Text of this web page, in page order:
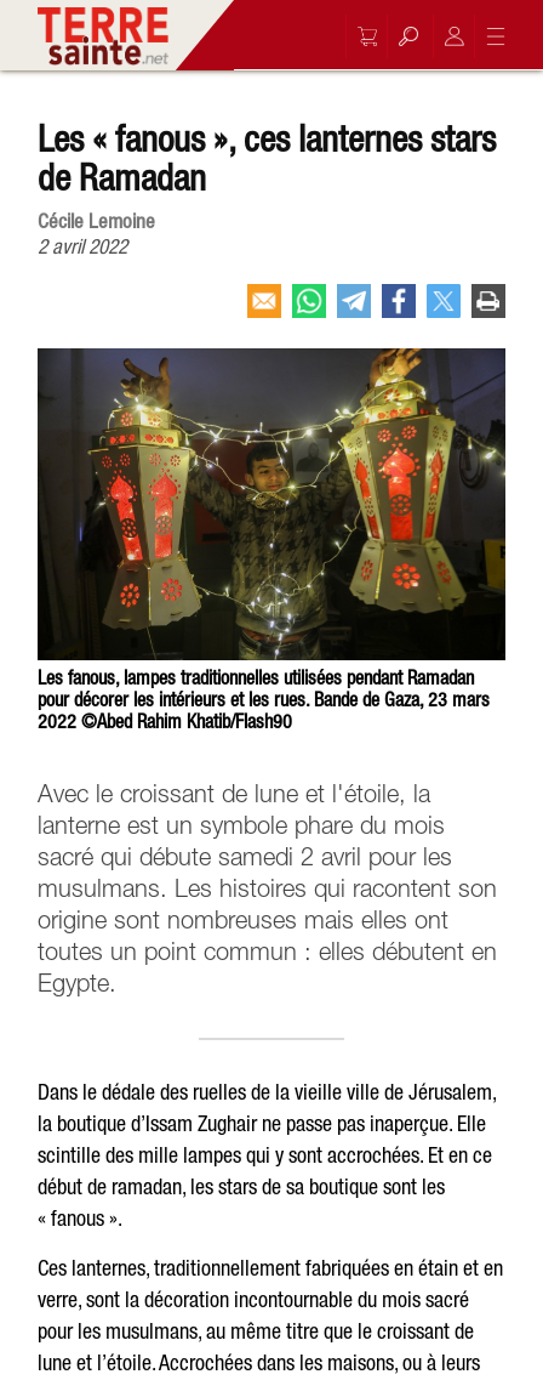
Les « fanous », ces lanternes stars
de Ramadan
Cécile Lemoine
2 avril 2022
Les fanous, lampes traditionnelles utilisées pendant Ramadan
pour décorer les intérieurs et les rues. Bande de Gaza, 23 mars
2022 ©Abed Rahim Khatib/Flash90
Avec le croissant de lune et l'étoile, la
lanterne est un symbole phare du mois
sacré qui débute samedi 2 avril pour les
musulmans. Les histoires qui racontent son
origine sont nombreuses mais elles ont
toutes un point commun : elles débutent en
Egypte.
Dans le dédale des ruelles de la vieille ville de Jérusalem,
la boutique d’Issam Zughair ne passe pas inaperçue. Elle
scintille des mille lampes qui y sont accrochées. Et en ce
début de ramadan, les stars de sa boutique sont les
« fanous ».
Ces lanternes, traditionnellement fabriquées en étain et en
verre, sont la décoration incontournable du mois sacré
pour les musulmans, au même titre que le croissant de
lune et l’étoile. Accrochées dans les maisons, ou à leurs